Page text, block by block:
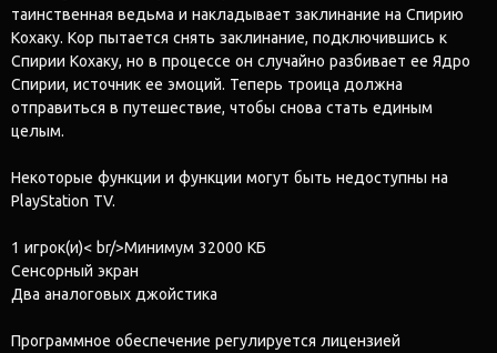
таинственная ведьма и накладывает заклинание на Спирию
Кохаку. Кор пытается снять заклинание, подключившись к
Спирии Кохаку, но в процессе он случайно разбивает ее Ядро
Спирии, источник ее эмоций. Теперь троица должна
отправиться в путешествие, чтобы снова стать единым
целым.
Некоторые функции и функции могут быть недоступны на
PlayStation TV.
1 игрок(и)< br/>Минимум 32000 КБ
Сенсорный экран
Два аналоговых джойстика
Программное обеспечение регулируется лицензией